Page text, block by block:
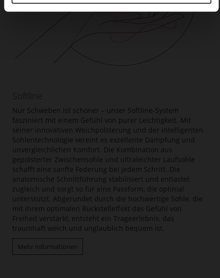
Softline
Nur Schweben ist schöner – unser Softline-System
fasziniert mit einem Gefühl von purer Leichtigkeit. Mit
seiner innovativen Weichpolsterung und der intelligenten
Sohlentechnologie vereint es exzellente Dämpfung und
unvergleichlichen Komfort. Die Kombination aus
gepolsterter Zwischensohle und ultraleichter Laufsohle
schafft eine sanfte Federung bei jedem Schritt. Die
anatomische Schnittführung stabilisiert und entlastet
zugleich und sorgt so für eine Passform, die optimal
unterstützt. Abgerundet durch die hochwertige Sohle, die
mit ihrem optimalen Rückstelleffekt das Gefühl von
Freiheit verstärkt, entsteht ein Trageerlebnis, das
traumhaft weich und unglaublich bequem ist.
Mehr Informationen